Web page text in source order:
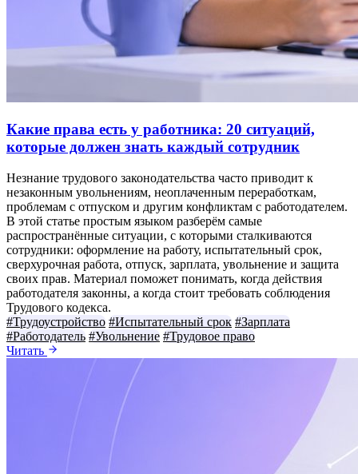
Какие права есть у работника: 20 ситуаций,
которые должен знать каждый сотрудник
Незнание трудового законодательства часто приводит к
незаконным увольнениям, неоплаченным переработкам,
проблемам с отпуском и другим конфликтам с работодателем.
В этой статье простым языком разберём самые
распространённые ситуации, с которыми сталкиваются
сотрудники: оформление на работу, испытательный срок,
сверхурочная работа, отпуск, зарплата, увольнение и защита
своих прав. Материал поможет понимать, когда действия
работодателя законны, а когда стоит требовать соблюдения
Трудового кодекса.
#Трудоустройство #Испытательный срок #Зарплата
#Работодатель #Увольнение #Трудовое право
Читать